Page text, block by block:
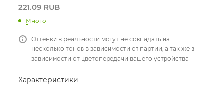
221.09 RUB
Много
Оттенки в реальности могут не совпадать на
несколько тонов в зависимости от партии, а так же в
зависимости от цветопередачи вашего устройства
Характеристики